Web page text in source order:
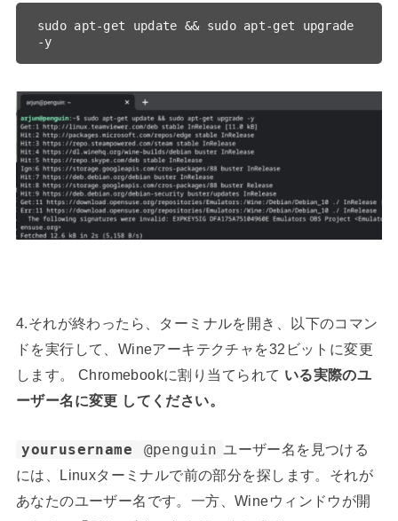
sudo apt-get update && sudo apt-get upgrade
-y
4.それが終わったら、ターミナルを開き、以下のコマン
ドを実行して、Wineアーキテクチャを32ビットに変更
します。 Chromebookに割り当てられて いる実際のユ
ーザー名 に変更 してください。
yourusername @penguin ユーザー名を見つける
には、Linuxターミナルで前の部分を探します。それが
あなたのユーザー名です。一方、Wineウィンドウが開